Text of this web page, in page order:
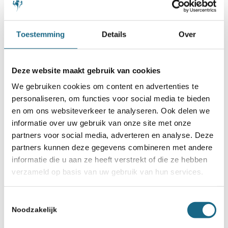
Toestemming Details Over
Deze website maakt gebruik van cookies
We gebruiken cookies om content en advertenties te
personaliseren, om functies voor social media te bieden
en om ons websiteverkeer te analyseren. Ook delen we
informatie over uw gebruik van onze site met onze
partners voor social media, adverteren en analyse. Deze
partners kunnen deze gegevens combineren met andere
informatie die u aan ze heeft verstrekt of die ze hebben
verzameld op basis van uw gebruik van hun services.
Noodzakelijk
Foreest. Daar moeten we toch met zijn
allen iets mee kunnen om schaken beter
op de kaart te zetten?” Het illustreert de
geestdrift die Frank bezit als het op
schaken aankomt.
Verplicht op basisscholen
“We hebben nu de gereedschappen
ervoor en die zijn ons haast gratis
gegeven”, vindt Frank. “Als we het nu en
schaakbond niet doen, dan doen we het